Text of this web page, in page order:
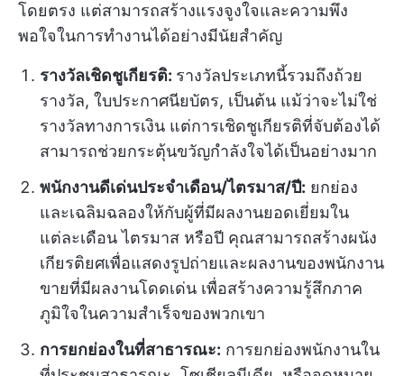
โดยตรง แต่สามารถสร้างแรงจูงใจและความพึง
พอใจในการทำงานได้อย่างมีนัยสำคัญ
รางวัลเชิดชูเกียรติ: รางวัลประเภทนี้รวมถึงถ้วย
รางวัล, ใบประกาศนียบัตร, เป็นต้น แม้ว่าจะไม่ใช่
รางวัลทางการเงิน แต่การเชิดชูเกียรติที่จับต้องได้
สามารถช่วยกระตุ้นขวัญกำลังใจได้เป็นอย่างมาก
พนักงานดีเด่นประจำเดือน/ไตรมาส/ปี: ยกย่อง
และเฉลิมฉลองให้กับผู้ที่มีผลงานยอดเยี่ยมใน
แต่ละเดือน ไตรมาส หรือปี คุณสามารถสร้างผนัง
เกียรติยศเพื่อแสดงรูปถ่ายและผลงานของพนักงาน
ขายที่มีผลงานโดดเด่น เพื่อสร้างความรู้สึกภาค
ภูมิใจในความสำเร็จของพวกเขา
การยกย่องในที่สาธารณะ: การยกย่องพนักงานใน